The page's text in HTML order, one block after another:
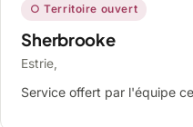
○ Territoire ouvert
Sherbrooke
Estrie,
Service offert par l'équipe